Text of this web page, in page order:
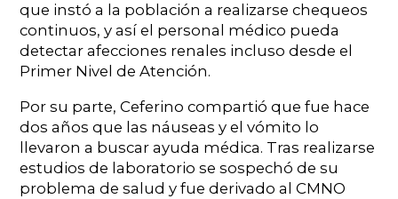
que instó a la población a realizarse chequeos
continuos, y así el personal médico pueda
detectar afecciones renales incluso desde el
Primer Nivel de Atención.
Por su parte, Ceferino compartió que fue hace
dos años que las náuseas y el vómito lo
llevaron a buscar ayuda médica. Tras realizarse
estudios de laboratorio se sospechó de su
problema de salud y fue derivado al CMNO